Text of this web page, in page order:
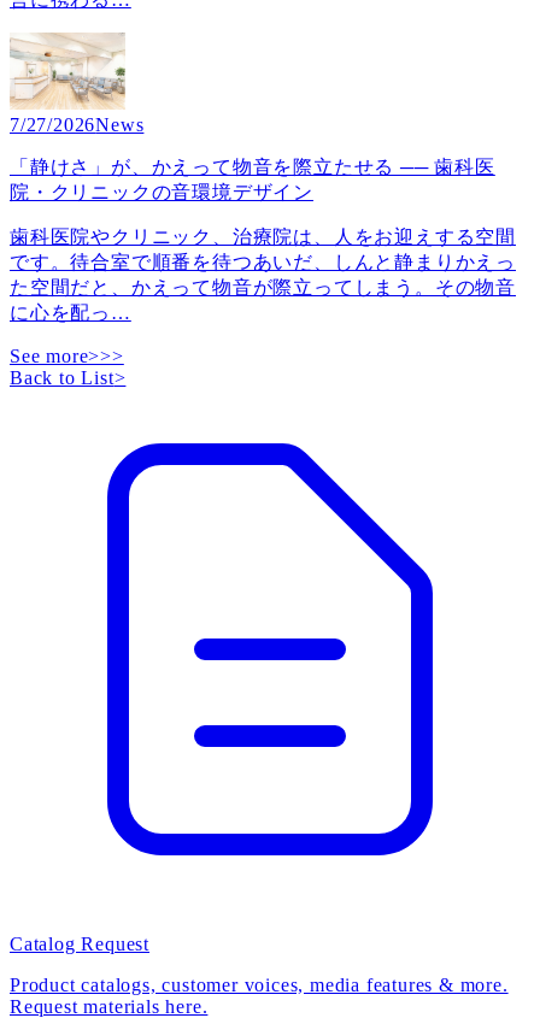
7/27/2026News
「静けさ」が、かえって物音を際立たせる ── 歯科医
院・クリニックの音環境デザイン
歯科医院やクリニック、治療院は、人をお迎えする空間
です。待合室で順番を待つあいだ、しんと静まりかえっ
た空間だと、かえって物音が際立ってしまう。その物音
に心を配っ …
See more>>>
Back to List>
Catalog Request
Product catalogs, customer voices, media features & more.
Request materials here.